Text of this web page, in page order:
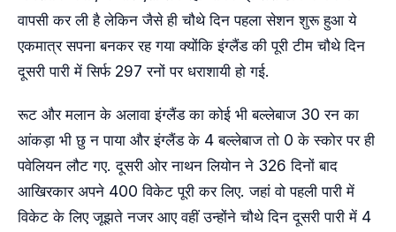
वापसी कर ली है लेकिन जैसे ही चौथे दिन पहला सेशन शुरू हुआ ये
एकमात्र सपना बनकर रह गया क्योंकि इंग्लैंड की पूरी टीम चौथे दिन
दूसरी पारी में सिर्फ 297 रनों पर धराशायी हो गई.
रूट और मलान के अलावा इंग्लैंड का कोई भी बल्लेबाज 30 रन का
आंकड़ा भी छु न पाया और इंग्लैंड के 4 बल्लेबाज तो 0 के स्कोर पर ही
पवेलियन लौट गए. दूसरी ओर नाथन लियोन ने 326 दिनों बाद
आखिरकार अपने 400 विकेट पूरी कर लिए. जहां वो पहली पारी में
विकेट के लिए जूझते नजर आए वहीं उन्होंने चौथे दिन दूसरी पारी में 4